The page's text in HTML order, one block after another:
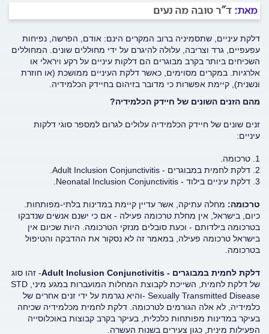
מאת: ד"ר טובה מה נעים
דלקת עיניים, שתסמיניה ברוב המקרים הינם: אודם, הפרשה, נפיחות
עפעפיים, גרד וצריבה, עלולה להיגרם על ידי מחוללים שונים. המחוללים
השכיחים ביותר בקרב מבוגרים הם דלקות עיניים על רקע ויראלי או
אלרגיות. במקרים מסוימים, כאשר דלקת העיניים ממושכת (או חוזרת
ונשנית), קיימת אפשרות כי מדובר בזיהום בחיידק הכלמידיה.
מהם הזנים השונים של חיידק הכלמידיה?
זנים שונים של חיידק הכלמידיה עלולים לגרום למספר סוגי דלקות
עיניים:
1. טרכומה.
2. דלקת לחמית במבוגרים - Adult Inclusion Conjunctivitis.
3. דלקת עיניים בילוד - Neonatal Inclusion Conjunctivitis.
טרכומה: מחלה עתיקה, אשר עדיין קיימת במדינות בלתי-מפותחות.
כיום, בישראל, אין מחלת טרכומה פעילה - אם כי ישנם אנשים שנדבקו
בטרכומה בילדותם - וכעת סובלים מנזקי הטרכומה. היות שכיום אין
בישראל טרכומה פעילה, במאמר זה לא נסקור את ההדבקה והטיפול
בטרכומה.
דלקת לחמית במבוגרים - Adult Inclusion Conjunctivitis
- זהו סוג
של דלקת לחמית, השייכת לקבוצת המחלות המועברות במגע מיני, STD
- Sexually Transmitted Diseaseוהיא נגרמת על ידי זנים אחרים של
כלמידיה, לא אלה הגורמים לטרכומה. דלקת לחמית מכלמידיה שכיחה
בעיקר במדינות מפותחות כלכלית, בעיקר בקרב קבוצות באוכלוסייה
הפעילות מינית, כגון צעירים בשנות העשרה.